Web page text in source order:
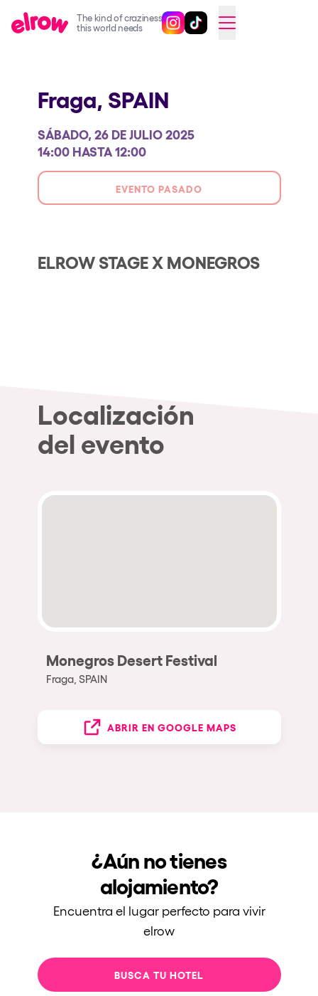
The kind of craziness
this world needs
Sigue @elrowofficial en
Sigue @elrowofficial en
SWITCH TO ENGLISH
elrow Ibiza x [UNVRS] 2026
elrow Town 2026
Snowrow Festival 2026
elrow Island 2026
elrow Shop
Our Creative World
Fraga, SPAIN
SÁBADO, 26 DE JULIO 2025
14:00 HASTA 12:00
EVENTO PASADO
ELROW STAGE X MONEGROS
Localización
del evento
Monegros Desert Festival
Fraga, SPAIN
ABRIR EN GOOGLE MAPS
¿Aún no tienes
alojamiento?
Encuentra el lugar perfecto para vivir
elrow
BUSCA TU HOTEL